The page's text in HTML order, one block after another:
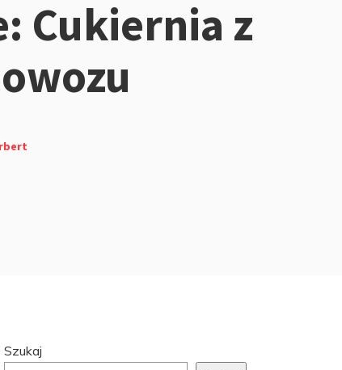
Cukiernia z
Szukaj